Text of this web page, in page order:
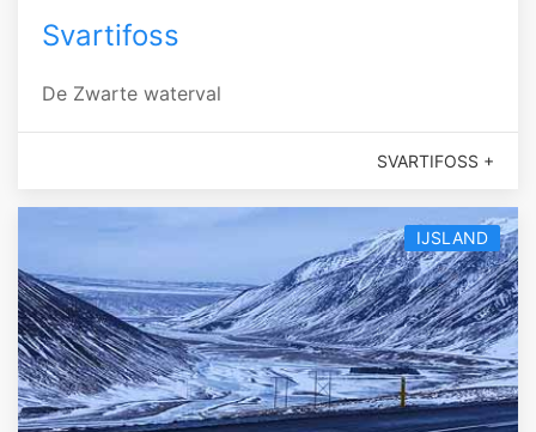
Svartifoss
De Zwarte waterval
SVARTIFOSS +
IJSLAND